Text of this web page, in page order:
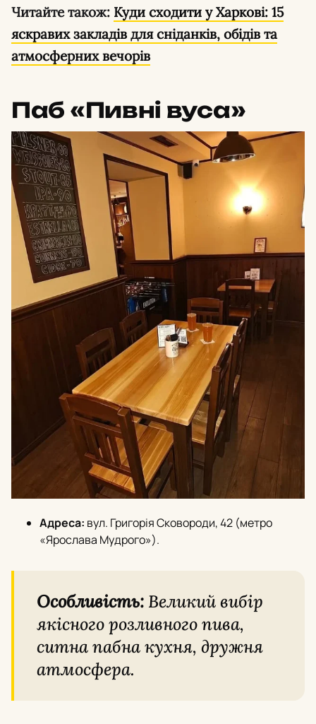
Читайте також: Куди сходити у Харкові: 15
яскравих закладів для сніданків, обідів та
атмосферних вечорів
Паб «Пивні вуса»
Адреса: вул. Григорія Сковороди, 42 (метро
«Ярослава Мудрого»).
Особливість: Великий вибір
якісного розливного пива,
ситна пабна кухня, дружня
атмосфера.